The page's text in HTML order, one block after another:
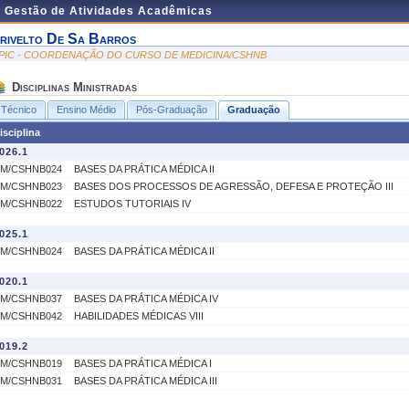
de Atividades Acadêmicas
De Sa Barros
- COORDENAÇÃO DO CURSO DE MEDICINA/CSHNB
Disciplinas Ministradas
Técnico Ensino Médio Pós-Graduação Graduação
CSHNB024
BASES DA PRÁTICA MÉDICA II
CSHNB023
BASES DOS PROCESSOS DE AGRESSÃO, DEFESA E PROTEÇÃO III
CSHNB022
ESTUDOS TUTORIAIS IV
CSHNB024
BASES DA PRÁTICA MÉDICA II
CSHNB037
BASES DA PRÁTICA MÉDICA IV
CSHNB042
HABILIDADES MÉDICAS VIII
CSHNB019
BASES DA PRÁTICA MÉDICA I
CSHNB031
BASES DA PRÁTICA MÉDICA III